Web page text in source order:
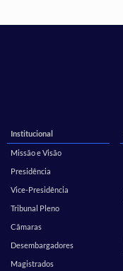
Institucional
Missão e Visão
Presidência
Vice-Presidência
Tribunal Pleno
Câmaras
Desembargadores
Magistrados